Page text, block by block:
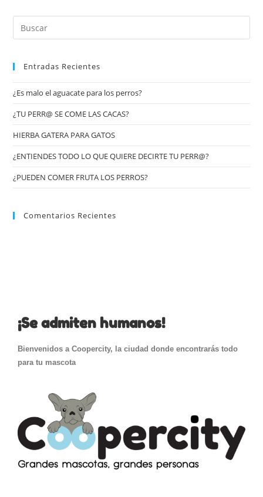
Entradas Recientes
¿Es malo el aguacate para los perros?
¿TU PERR@ SE COME LAS CACAS?
HIERBA GATERA PARA GATOS
¿ENTIENDES TODO LO QUE QUIERE DECIRTE TU PERR@?
¿PUEDEN COMER FRUTA LOS PERROS?
Comentarios Recientes
¡Se admiten humanos!
Bienvenidos a Coopercity, la ciudad donde encontrarás todo
para tu mascota